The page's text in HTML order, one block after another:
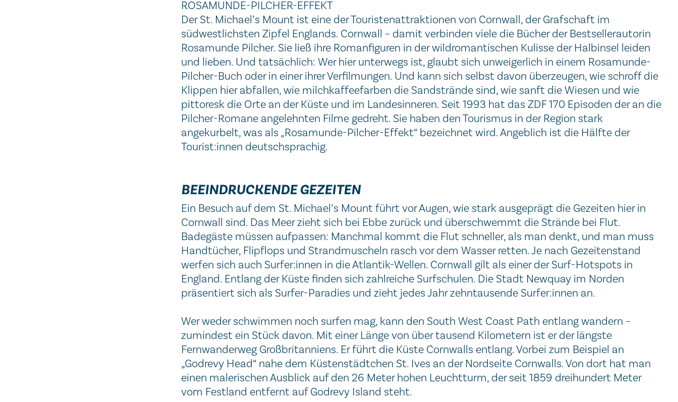
ROSAMUNDE-PILCHER-EFFEKT
Der St. Michael’s Mount ist eine der Touristenattraktionen von Cornwall, der Grafschaft im
südwestlichsten Zipfel Englands. Cornwall – damit verbinden viele die Bücher der Bestsellerautorin
Rosamunde Pilcher. Sie ließ ihre Romanfiguren in der wildromantischen Kulisse der Halbinsel leiden
und lieben. Und tatsächlich: Wer hier unterwegs ist, glaubt sich unweigerlich in einem Rosamunde-
Pilcher-Buch oder in einer ihrer Verfilmungen. Und kann sich selbst davon überzeugen, wie schroff die
Klippen hier abfallen, wie milchkaffeefarben die Sandstrände sind, wie sanft die Wiesen und wie
pittoresk die Orte an der Küste und im Landesinneren. Seit 1993 hat das ZDF 170 Episoden der an die
Pilcher-Romane angelehnten Filme gedreht. Sie haben den Tourismus in der Region stark
angekurbelt, was als „Rosamunde-Pilcher-Effekt“ bezeichnet wird. Angeblich ist die Hälfte der
Tourist:innen deutschsprachig.
BEEINDRUCKENDE GEZEITEN
Ein Besuch auf dem St. Michael’s Mount führt vor Augen, wie stark ausgeprägt die Gezeiten hier in
Cornwall sind. Das Meer zieht sich bei Ebbe zurück und überschwemmt die Strände bei Flut.
Badegäste müssen aufpassen: Manchmal kommt die Flut schneller, als man denkt, und man muss
Handtücher, Flipflops und Strandmuscheln rasch vor dem Wasser retten. Je nach Gezeitenstand
werfen sich auch Surfer:innen in die Atlantik-Wellen. Cornwall gilt als einer der Surf-Hotspots in
England. Entlang der Küste finden sich zahlreiche Surfschulen. Die Stadt Newquay im Norden
präsentiert sich als Surfer-Paradies und zieht jedes Jahr zehntausende Surfer:innen an.
Wer weder schwimmen noch surfen mag, kann den South West Coast Path entlang wandern –
zumindest ein Stück davon. Mit einer Länge von über tausend Kilometern ist er der längste
Fernwanderweg Großbritanniens. Er führt die Küste Cornwalls entlang. Vorbei zum Beispiel an
„Godrevy Head“ nahe dem Küstenstädtchen St. Ives an der Nordseite Cornwalls. Von dort hat man
einen malerischen Ausblick auf den 26 Meter hohen Leuchtturm, der seit 1859 dreihundert Meter
vom Festland entfernt auf Godrevy Island steht.